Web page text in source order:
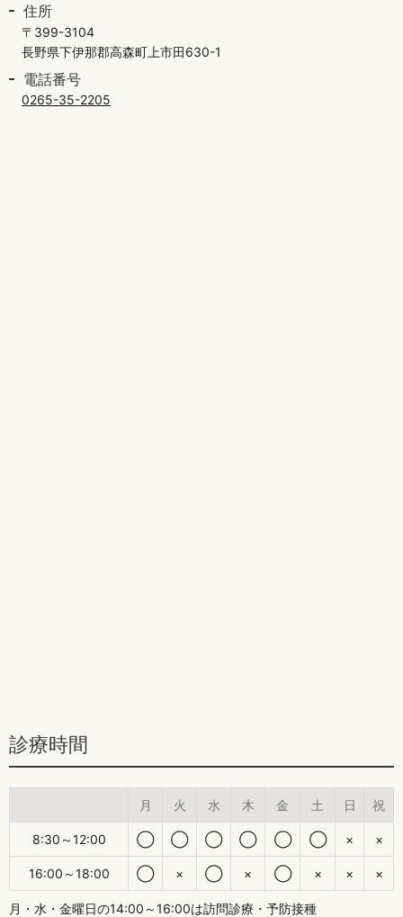
住所
〒399-3104
長野県下伊那郡高森町上市田630-1
電話番号
0265-35-2205
診療時間
月 火 水 木 金 土 日 祝
8:30～12:00 ◯ ◯ ◯ ◯ ◯ ◯ × ×
16:00～18:00 ◯ × ◯ × ◯ × × ×
月・水・金曜日の14:00～16:00は訪問診療・予防接種